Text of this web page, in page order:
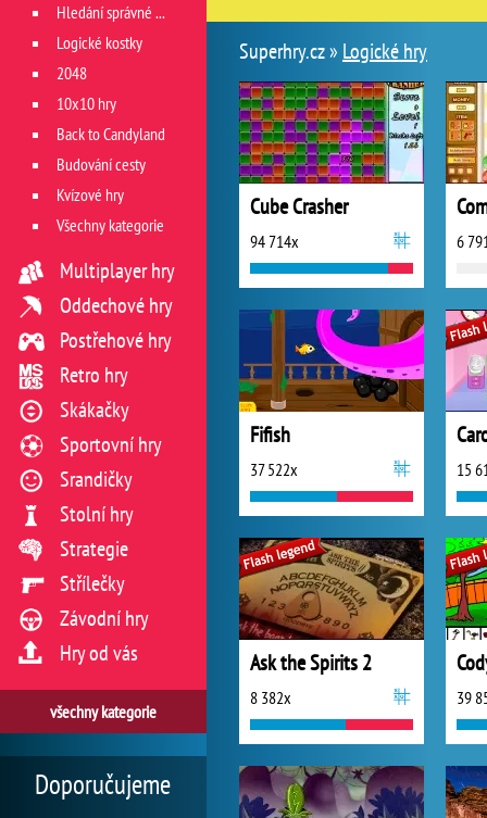
Superhry.cz » Logické hry
Cube Crasher
94 714x 6
Fifish
37 522x 15
Ask the Spirits 2
8 382x 39
Hledání správné cesty
Logické kostky
2048
10x10 hry
Back to Candyland
Budování cesty
Kvízové hry
Všechny kategorie
Multiplayer hry
Oddechové hry
Postřehové hry
Retro hry
Skákačky
Sportovní hry
Srandičky
Stolní hry
Strategie
Střílečky
Závodní hry
Hry od vás
všechny kategorie
Doporučujeme